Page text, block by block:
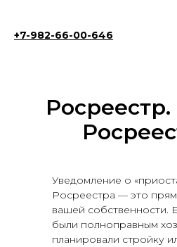
+7-982-66-00-646
Уведомление о
Росреестра — это
вашей собственности.
были полноправным
планировали стройку